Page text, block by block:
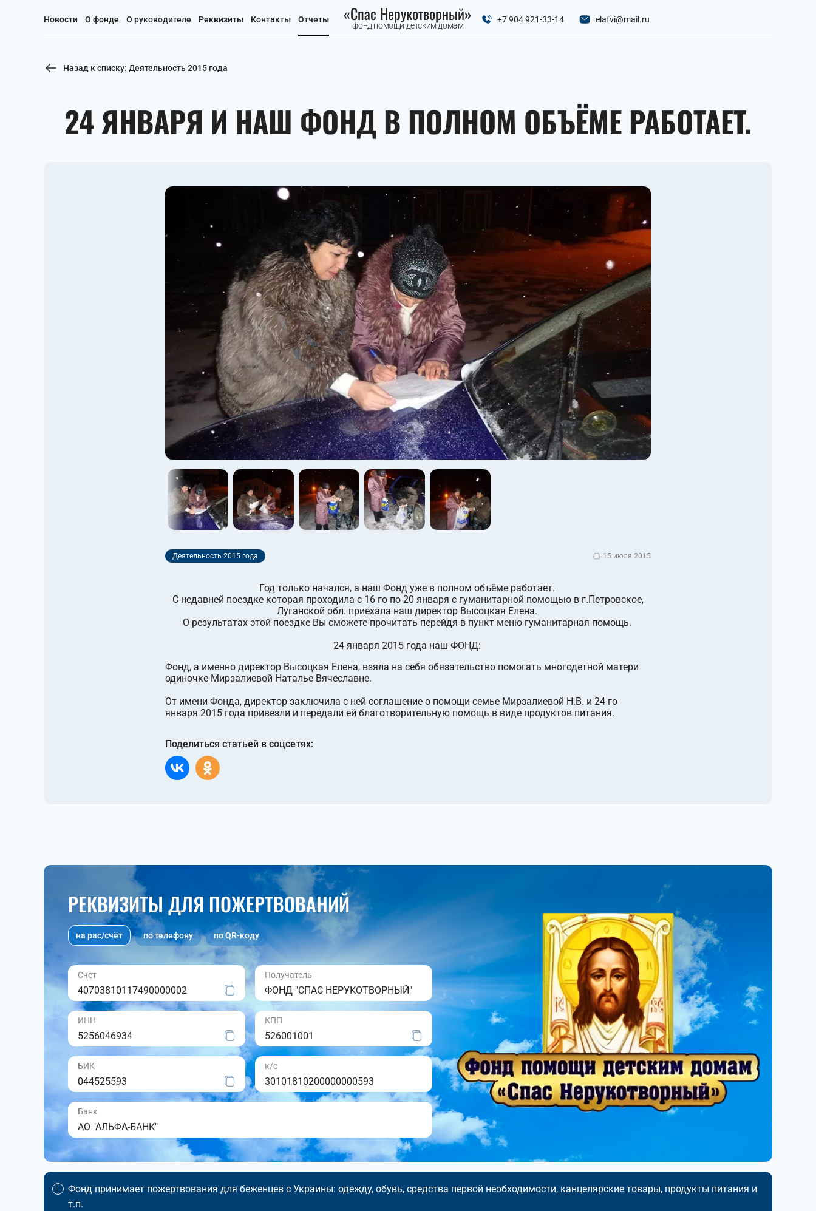
Новости О фонде О руководителе Реквизиты Контакты Отчеты «Спас Нерукотворный»
фонд помощи детским домам
+7 904 921-33-14 elafvi@mail.ru
Назад к списку: Деятельность 2015 года
24 ЯНВАРЯ И НАШ ФОНД В ПОЛНОМ ОБЪЁМЕ РАБОТАЕТ.
Деятельность 2015 года 15 июля 2015
Год только начался, а наш Фонд уже в полном объёме работает.
С недавней поездке которая проходила с 16 го по 20 января с гуманитарной помощью в г.Петровское,
Луганской обл. приехала наш директор Высоцкая Елена.
О результатах этой поездке Вы сможете прочитать перейдя в пункт меню гуманитарная помощь.
24 января 2015 года наш ФОНД:
Фонд, а именно директор Высоцкая Елена, взяла на себя обязательство помогать многодетной матери
одиночке Мирзалиевой Наталье Вячеславне.
От имени Фонда, директор заключила с ней соглашение о помощи семье Мирзалиевой Н.В. и 24 го
января 2015 года привезли и передали ей благотворительную помощь в виде продуктов питания.
Поделиться статьей в соцсетях:
РЕКВИЗИТЫ ДЛЯ ПОЖЕРТВОВАНИЙ
на рас/счёт по телефону по QR-коду
Счет
40703810117490000002
Получатель
ФОНД "СПАС НЕРУКОТВОРНЫЙ"
ИНН
5256046934
КПП
526001001
БИК
044525593
к/с
30101810200000000593
Банк
АО "АЛЬФА-БАНК"
Фонд принимает пожертвования для беженцев с Украины: одежду, обувь, средства первой необходимости, канцелярские товары, продукты питания и
т.п.